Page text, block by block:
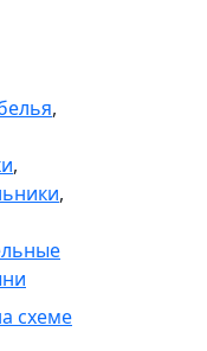
,
,
,
схеме